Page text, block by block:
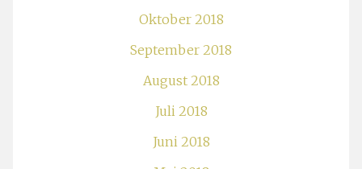
Oktober 2018
September 2018
August 2018
Juli 2018
Juni 2018